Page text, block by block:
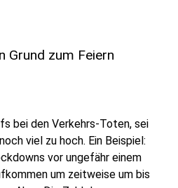
Grund zum Feiern
bei den Verkehrs-Toten, sei
viel zu hoch. Ein Beispiel:
vor ungefähr einem
um zeitweise um bis